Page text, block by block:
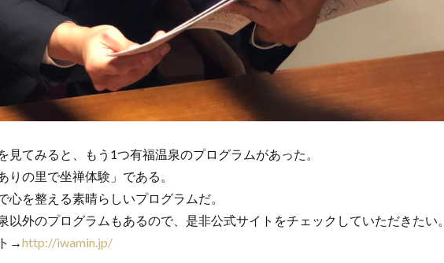
見てみると、もう1つ有福温泉のプログラムがあった。
りの里で坐禅体験」である。
心を整える素晴らしいプログラムだ。
以外のプログラムもあるので、是非公式サイトをチェックしていただきたい。
→http://iwamin.jp/